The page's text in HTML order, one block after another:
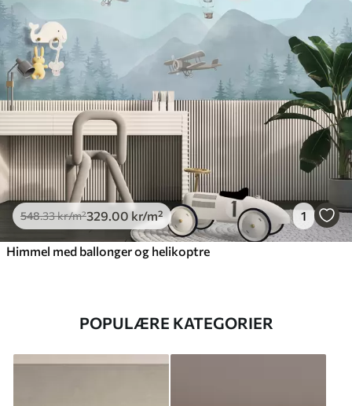
548.33kr/m²329 .00 kr/m² 1
Himmel med ballonger og helikoptre
POPULÆRE KATEGORIER